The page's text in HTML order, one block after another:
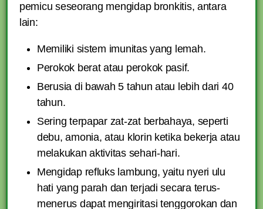
pemicu seseorang mengidap bronkitis, antara
lain:
Memiliki sistem imunitas yang lemah.
Perokok berat atau perokok pasif.
Berusia di bawah 5 tahun atau lebih dari 40
tahun.
Sering terpapar zat-zat berbahaya, seperti
debu, amonia, atau klorin ketika bekerja atau
melakukan aktivitas sehari-hari.
Mengidap refluks lambung, yaitu nyeri ulu
hati yang parah dan terjadi secara terus-
menerus dapat mengiritasi tenggorokan dan